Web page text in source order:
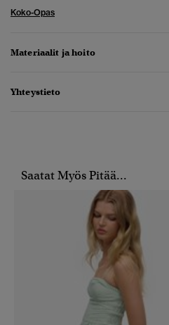
Koko-Opas
Materiaalit ja hoito
Yhteystieto
Saatat Myös Pitää...